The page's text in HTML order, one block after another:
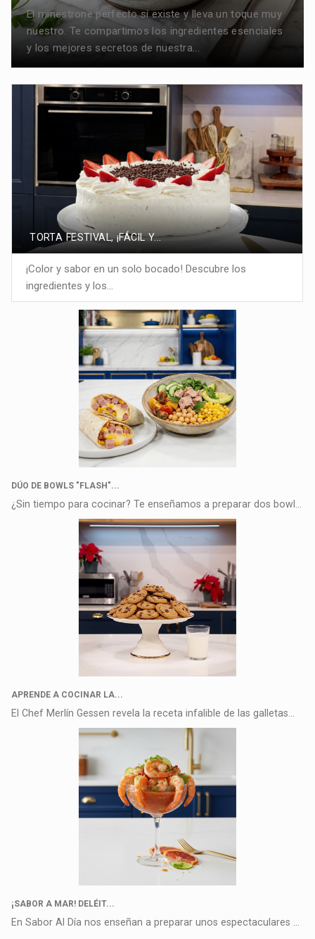
El minestrone perfecto sí existe y lleva un toque muy
nuestro. Te compartimos los ingredientes esenciales
y los mejores secretos de nuestra...
TORTA FESTIVAL, ¡FÁCIL Y...
¡Color y sabor en un solo bocado! Descubre los
ingredientes y los...
DÚO DE BOWLS "FLASH"...
APRENDE A COCINAR LA...
El Chef Merlín Gessen revela la receta infalible de las galletas...
¡SABOR A MAR! DELÉIT...